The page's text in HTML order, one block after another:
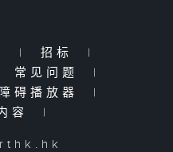
| 招标
|
常见问题
|
碍播放器
|
容
|